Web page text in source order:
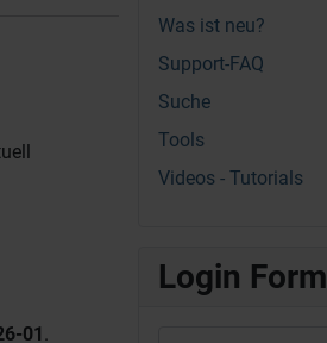
01 .
Was ist neu?
Support-FAQ
Suche
Tools
Videos - Tutorials
Login Form